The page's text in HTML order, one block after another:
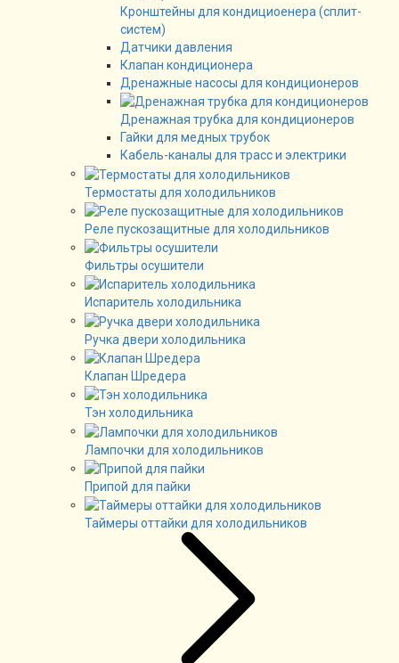
Кронштейны для кондициоенера (сплит-
систем)
Датчики давления
Клапан кондиционера
Дренажные насосы для кондиционеров
Дренажная трубка для кондиционеров
Гайки для медных трубок
Кабель-каналы для трасс и электрики
Термостаты для холодильников
Реле пускозащитные для холодильников
Фильтры осушители
Испаритель холодильника
Ручка двери холодильника
Клапан Шредера
Тэн холодильника
Лампочки для холодильников
Припой для пайки
Таймеры оттайки для холодильников